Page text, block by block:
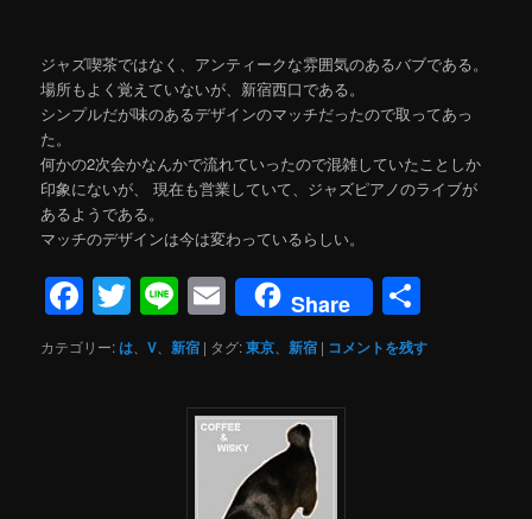
ジャズ喫茶ではなく、アンティークな雰囲気のあるバブである。
場所もよく覚えていないが、新宿西口である。
シンプルだが味のあるデザインのマッチだったので取ってあっ
た。
何かの2次会かなんかで流れていったので混雑していたことしか
印象にないが、 現在も営業していて、ジャズピアノのライブが
あるようである。
マッチのデザインは今は変わっているらしい。
Facebook
Twitter
LineEmailShare
有
カテゴリー:は 、V 、新宿 | タグ:東京 、新宿 | コメントを残す